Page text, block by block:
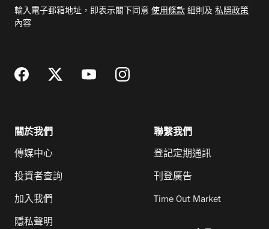
郵
輸入電子郵箱地址，即表示閣下同意 使用條款 細則及 私隱政策
內容
關於我們
傳媒中心
投資者查詢
加入我們
隱私聲明
聯繫我們
登記定期通訊
刊登廣告
Time Out Market